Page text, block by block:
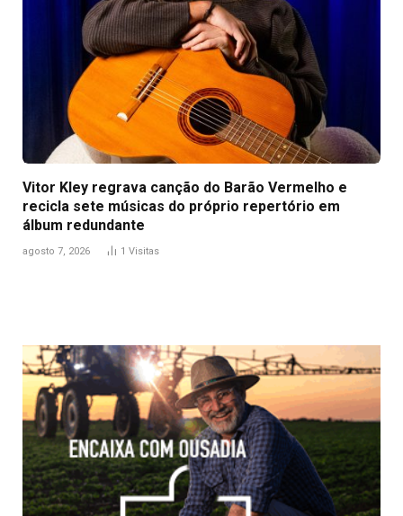
Vitor Kley regrava canção do Barão Vermelho e
recicla sete músicas do próprio repertório em
álbum redundante
agosto 7, 2026 1 Visitas